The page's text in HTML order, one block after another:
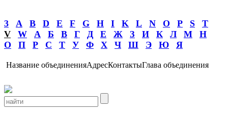
3 A B D E F G H I K L N O P S
T
V
W А Б В Г Д Е Ж З И К Л М
Н
О
П Р С Т У Ф Х Ч Ш Э Ю Я
Название объединенияАдресКонтактыГлава объединения